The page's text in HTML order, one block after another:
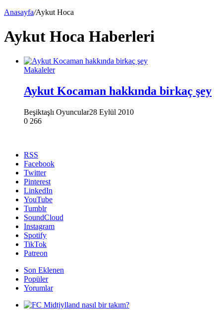
Anasayfa/Aykut Hoca
Aykut Hoca Haberleri
Makaleler
Aykut Kocaman hakkında birkaç şey
Beşiktaşlı Oyuncular28 Eylül 2010
0 266
RSS
Facebook
Twitter
Pinterest
LinkedIn
YouTube
Tumblr
SoundCloud
Instagram
Spotify
TikTok
Patreon
Son Eklenen
Popüler
Yorumlar